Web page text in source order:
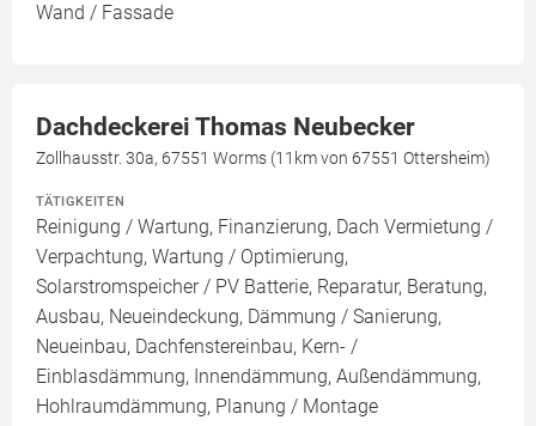
Wand / Fassade
Dachdeckerei Thomas Neubecker
Zollhausstr. 30a, 67551 Worms (11km von 67551 Ottersheim)
TÄTIGKEITEN
Reinigung / Wartung, Finanzierung, Dach Vermietung /
Verpachtung, Wartung / Optimierung,
Solarstromspeicher / PV Batterie, Reparatur, Beratung,
Ausbau, Neueindeckung, Dämmung / Sanierung,
Neueinbau, Dachfenstereinbau, Kern- /
Einblasdämmung, Innendämmung, Außendämmung,
Hohlraumdämmung, Planung / Montage